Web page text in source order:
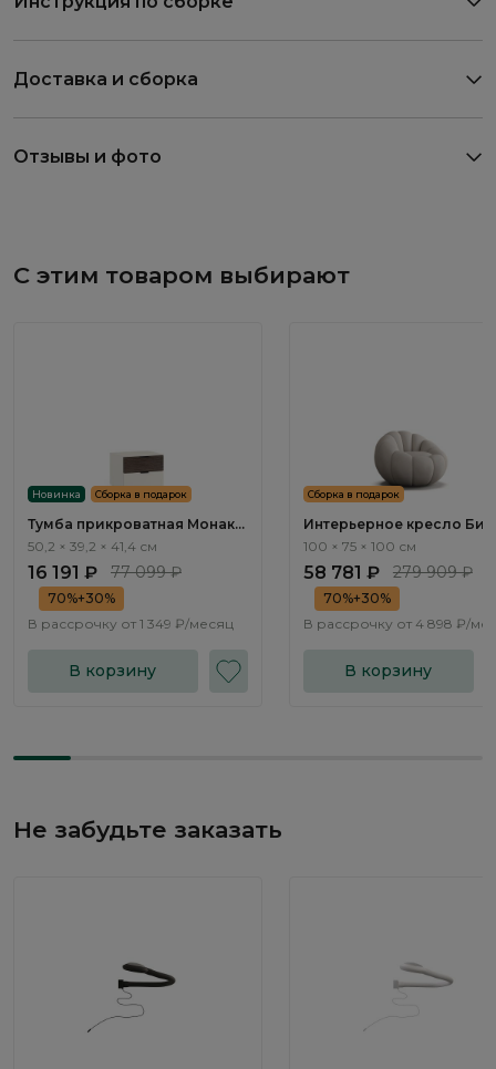
Доставка и сборка
Отзывы и фото
С этим товаром выбирают
Новинка Сборка в подарок
Тумба прикроватная Монако
/ Monako MN010.3
50,2 × 39,2 × 41,4 см
16 191 ₽ 77 099 ₽
70%+30%
В рассрочку от 1 349 ₽/месяц
В корзину
Сборка в подарок
Интерьерное кресло
Bioko ММ108.1
100 × 75 × 100 см
58 781 ₽ 279 909 ₽
70%+30%
В рассрочку от 4 898 ₽/
В корзину
Не забудьте заказать